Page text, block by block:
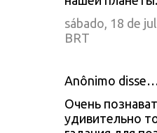
sábado, 18 de
BRT
Anônimo
Очень
удивительно